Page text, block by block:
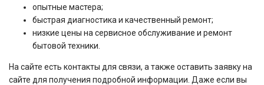
опытные мастера;
быстрая диагностика и качественный ремонт;
низкие цены на сервисное обслуживание и ремонт
бытовой техники.
На сайте есть контакты для связи, а также оставить заявку на
сайте для получения подробной информации. Даже если вы